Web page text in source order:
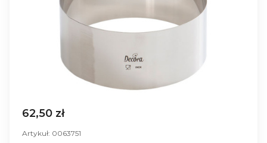
62,50 zł
Artykuł: 0063751